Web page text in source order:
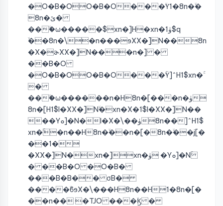
�O�B�OO�B�O���ۙϒ1�8n�ۙ�
8n�ێ�
���ۙω�����$xn�]H�xn�ۈ1$q
ۙ��8n�\�n���ɘXX�]N��8n
�X�ɚXX�]N���n�] �
��B�O
�O�B�OO�B�O���ۙϔ]^H1$xn�ۚ
�
���ۙω������n�H8n�[���n�ۈ
8n�[H1$I�XX�]Nۙ�xn�X�1$I�XX�]N��
��Yܘ]�N�I�X�\��ۈ8n��]^H1$
xn�ۚ�n��H8n�ۙ��n�[�8n�ۙ��j[�
��1�
�XX�]N�xn�]xn�ۈ �Yܘ]�Nۚ
� ��B�O �O�B�
���B�B�� σB�
����ۙϐɘX�\���H8n��H1�8n�[�
��n�� �TJO ���ۙϏ �